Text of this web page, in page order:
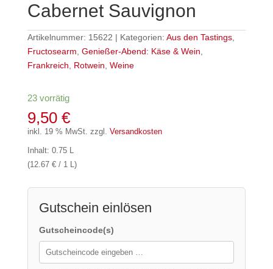
Cabernet Sauvignon
Artikelnummer: 15622 Kategorien: Aus den Tastings,
Fructosearm, Genießer-Abend: Käse & Wein,
Frankreich, Rotwein, Weine
23 vorrätig
9,50 €
inkl. 19 % MwSt. zzgl. Versandkosten
Inhalt: 0.75 L
(12.67 € / 1 L)
Gutschein einlösen
Gutscheincode(s)